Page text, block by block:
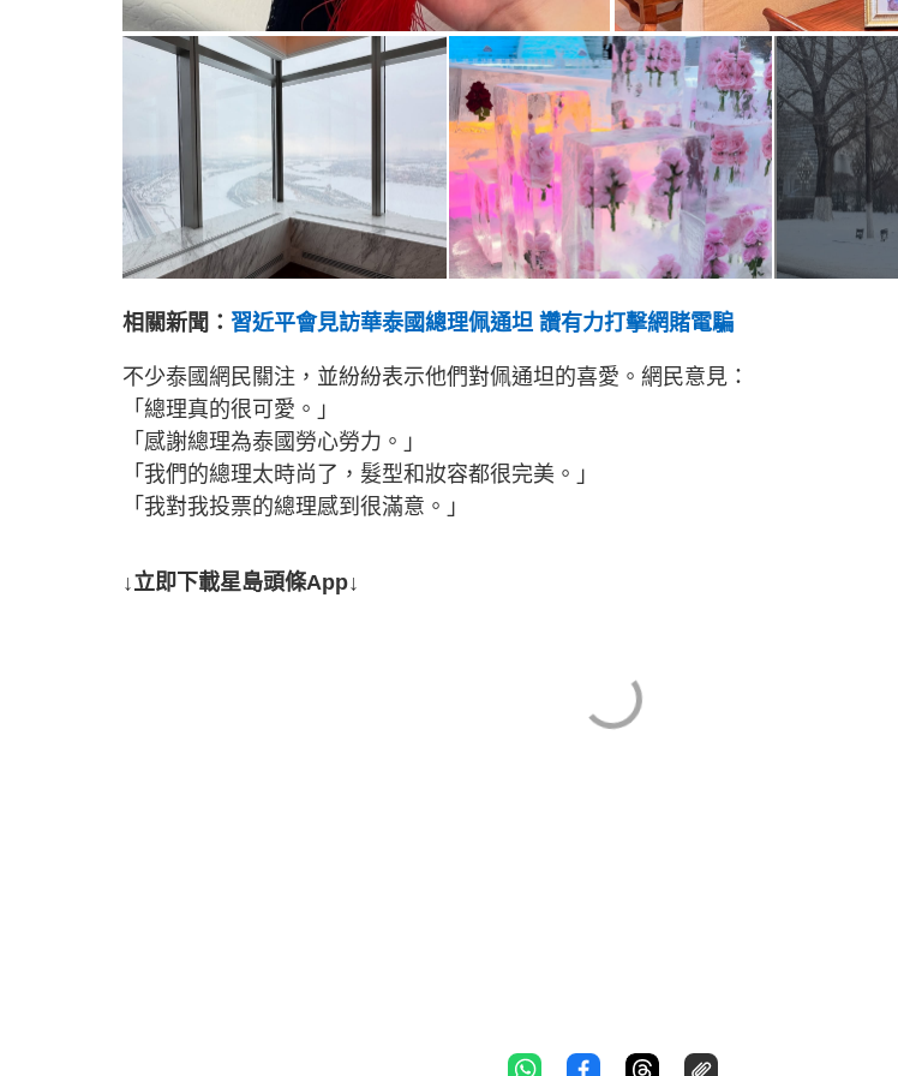
相關新聞： 習近平會見訪華泰國總理佩通坦 讚有力打擊網賭電騙
不少泰國網民關注，並紛紛表示他們對佩通坦的喜愛。網民意見：
「總理真的很可愛。」
「感謝總理為泰國勞心勞力。」
「我們的總理太時尚了，髮型和妝容都很完美。」
「我對我投票的總理感到很滿意。」
↓立即下載星島頭條App↓